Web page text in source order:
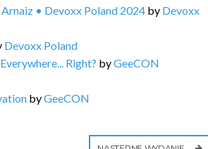
• Devoxx Poland 2024 by Devoxx
Devoxx Poland
Right? byGeeCON
byGeeCON